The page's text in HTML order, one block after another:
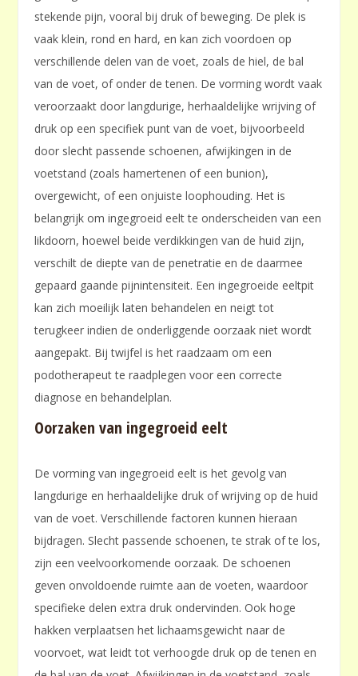
stekende pijn, vooral bij druk of beweging. De plek is
vaak klein, rond en hard, en kan zich voordoen op
verschillende delen van de voet, zoals de hiel, de bal
van de voet, of onder de tenen. De vorming wordt vaak
veroorzaakt door langdurige, herhaaldelijke wrijving of
druk op een specifiek punt van de voet, bijvoorbeeld
door slecht passende schoenen, afwijkingen in de
voetstand (zoals hamertenen of een bunion),
overgewicht, of een onjuiste loophouding. Het is
belangrijk om ingegroeid eelt te onderscheiden van een
likdoorn, hoewel beide verdikkingen van de huid zijn,
verschilt de diepte van de penetratie en de daarmee
gepaard gaande pijnintensiteit. Een ingegroeide eeltpit
kan zich moeilijk laten behandelen en neigt tot
terugkeer indien de onderliggende oorzaak niet wordt
aangepakt. Bij twijfel is het raadzaam om een
podotherapeut te raadplegen voor een correcte
diagnose en behandelplan.
Oorzaken van ingegroeid eelt
De vorming van ingegroeid eelt is het gevolg van
langdurige en herhaaldelijke druk of wrijving op de huid
van de voet. Verschillende factoren kunnen hieraan
bijdragen. Slecht passende schoenen, te strak of te los,
zijn een veelvoorkomende oorzaak. De schoenen
geven onvoldoende ruimte aan de voeten, waardoor
specifieke delen extra druk ondervinden. Ook hoge
hakken verplaatsen het lichaamsgewicht naar de
voorvoet, wat leidt tot verhoogde druk op de tenen en